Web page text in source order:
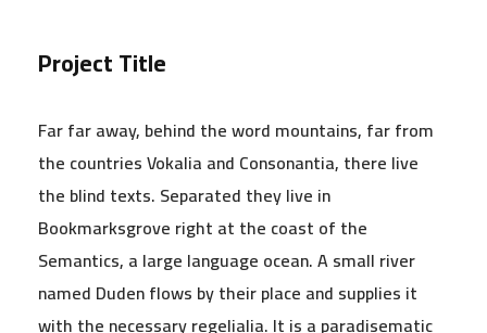
Project Title
Far far away, behind the word mountains, far from
the countries Vokalia and Consonantia, there live
the blind texts. Separated they live in
Bookmarksgrove right at the coast of the
Semantics, a large language ocean. A small river
named Duden flows by their place and supplies it
with the necessary regelialia. It is a paradisematic